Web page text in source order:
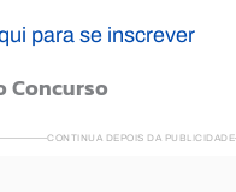
para se inscrever
Concurso
CONTINUA DEPOIS DA PUBLICIDADE